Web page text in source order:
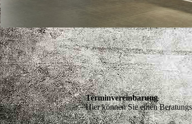
Terminvereinbarung
Hier können Sie einen